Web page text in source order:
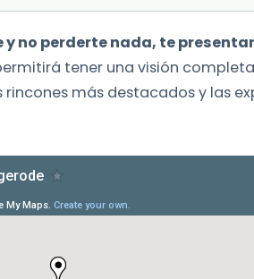
no perderte nada, te
tener una visión
más destacados y las